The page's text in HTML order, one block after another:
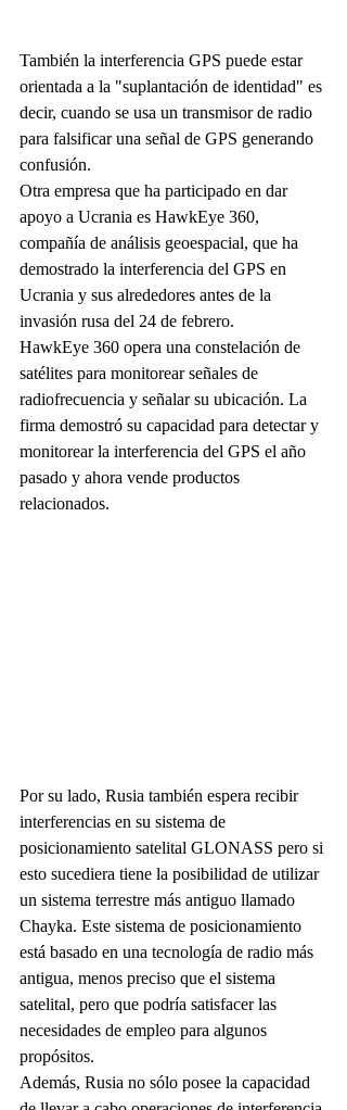
También la interferencia GPS puede estar
orientada a la "suplantación de identidad" es
decir, cuando se usa un transmisor de radio
para falsificar una señal de GPS generando
confusión.
Otra empresa que ha participado en dar
apoyo a Ucrania es HawkEye 360,
compañía de análisis geoespacial, que ha
demostrado la interferencia del GPS en
Ucrania y sus alrededores antes de la
invasión rusa del 24 de febrero.
HawkEye 360 opera una constelación de
satélites para monitorear señales de
radiofrecuencia y señalar su ubicación. La
firma demostró su capacidad para detectar y
monitorear la interferencia del GPS el año
pasado y ahora vende productos
relacionados.
Por su lado, Rusia también espera recibir
interferencias en su sistema de
posicionamiento satelital GLONASS pero si
esto sucediera tiene la posibilidad de utilizar
un sistema terrestre más antiguo llamado
Chayka. Este sistema de posicionamiento
está basado en una tecnología de radio más
antigua, menos preciso que el sistema
satelital, pero que podría satisfacer las
necesidades de empleo para algunos
propósitos.
Además, Rusia no sólo posee la capacidad